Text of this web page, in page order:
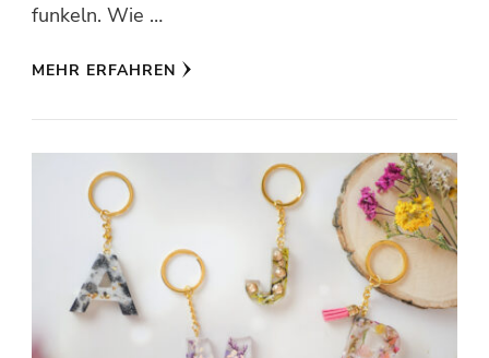
funkeln. Wie …
MEHR ERFAHREN